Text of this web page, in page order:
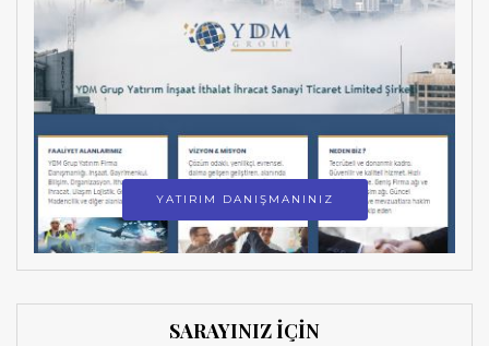
YATIRIM DANIŞMANINIZ
SARAYINIZ İÇİN